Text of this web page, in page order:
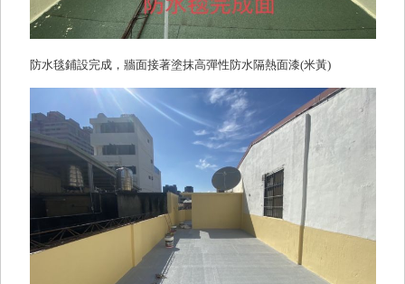
防水毯鋪設完成，牆面接著塗抹高彈性防水隔熱面漆(米黃)